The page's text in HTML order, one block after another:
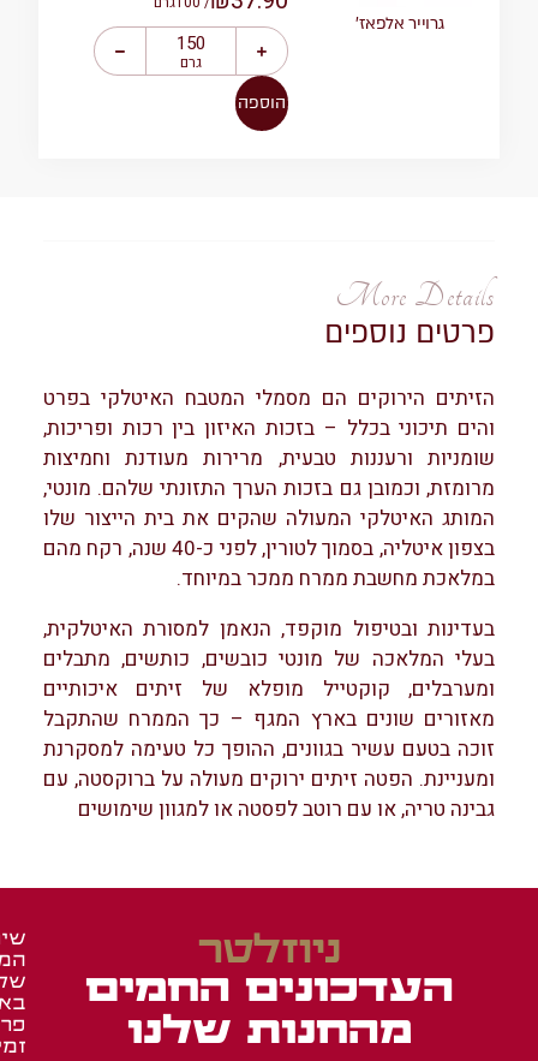
גרוייר אלפאז’
גרם
הוספה
More Details
פרטים נוספים
הזיתים הירוקים הם מסמלי המטבח האיטלקי בפרט
והים תיכוני בכלל – בזכות האיזון בין רכות ופריכות,
שומניות ורעננות טבעית, מרירות מעודנת וחמיצות
מרומזת, וכמובן גם בזכות הערך התזונתי שלהם. מונטי,
המותג האיטלקי המעולה שהקים את בית הייצור שלו
בצפון איטליה, בסמוך לטורין, לפני כ-40 שנה, רקח מהם
במלאכת מחשבת ממרח ממכר במיוחד.
בעדינות ובטיפול מוקפד, הנאמן למסורת האיטלקית,
בעלי המלאכה של מונטי כובשים, כותשים, מתבלים
ומערבלים, קוקטייל מופלא של זיתים איכותיים
מאזורים שונים בארץ המגף – כך הממרח שהתקבל
זוכה בטעם עשיר בגוונים, ההופך כל טעימה למסקרנת
ומעניינת. הפטה זיתים ירוקים מעולה על ברוקסטה, עם
גבינה טריה, או עם רוטב לפסטה או למגוון שימושים
ניוזלטר
העדכונים החמים
מהחנות שלנו